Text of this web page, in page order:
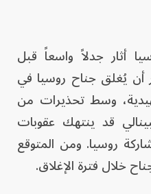
أثار جدلاً واسعاً قبل
أن يُغلق جناح روسيا في
وسط تحذيرات من
قد ينتهك عقوبات
روسيا. ومن المتوقع
خلال فترة الإغلاق.